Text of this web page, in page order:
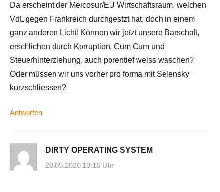
Da erscheint der Mercosur/EU Wirtschaftsraum, welchen
VdL gegen Frankreich durchgestzt hat, doch in einem
ganz anderen Licht! Können wir jetzt unsere Barschaft,
erschlichen durch Korruption, Cum Cum und
Steuerhinterziehung, auch porentief weiss waschen?
Oder müssen wir uns vorher pro forma mit Selensky
kurzschliessen?
Antworten
DIRTY OPERATING SYSTEM
28.05.2026 18:16 Uhr